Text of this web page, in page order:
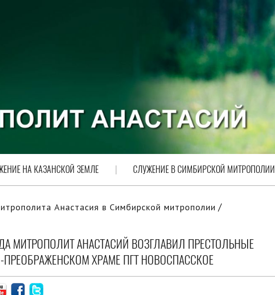
НА КАЗАНСКОЙ ЗЕМЛЕ СЛУЖЕНИЕ В СИМБИРСКОЙ МИТРОПОЛИИ
Анастасия в Симбирской митрополии
МИТРОПОЛИТ АНАСТАСИЙ ВОЗГЛАВИЛ ПРЕСТОЛЬНЫЕ
ПРЕОБРАЖЕНСКОМ ХРАМЕ ПГТ НОВОСПАССКОЕ